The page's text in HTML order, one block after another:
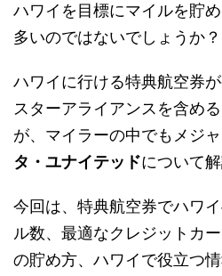
ハワイを目標にマイルを貯
多いのではないでしょうか？
ハワイに行ける特典航空券
スターアライアンスを含め
が、マイラーの中でもメジ
タ・ユナイテッドについて解
今回は、特典航空券でハワ
ル数、最適なクレジットカ
の貯め方、ハワイで役立つ